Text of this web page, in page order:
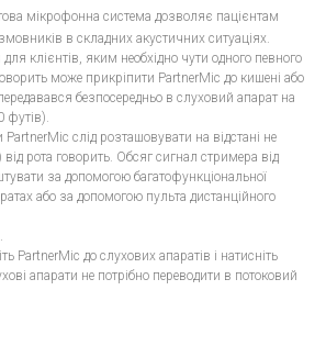
мікрофонна система дозволяє пацієнтам
в складних акустичних ситуаціях.
клієнтів, яким необхідно чути одного певного
може прикріпити PartnerMic до кишені або
безпосередньо в слуховий апарат на
футів).
слід розташовувати на відстані не
рота говорить. Обсяг сигнал стримера від
за допомогою багатофункціональної
або за допомогою пульта дистанційного
PartnerMic до слухових апаратів і натисніть
апарати не потрібно переводити в потоковий